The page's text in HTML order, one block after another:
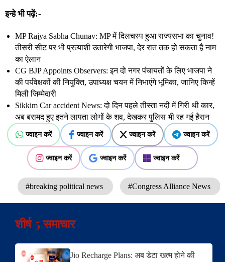
इन्हे भी पढ़ें:-
MP Rajya Sabha Chunav: MP में दिलचस्प हुआ राज्यसभा का चुनाव!
तीसरी सीट पर भी प्रत्याशी उतारेगी भाजपा, देर रात तक हो सकता है नाम
का ऐलान
CG BJP Appoints Observers: इन दो नगर पंचायतों के लिए भाजपा ने
की पर्यवेक्षकों की नियुक्ति, उपाध्यक्ष चयन में निभाएंगे भूमिका, जानिए किन्हें
मिली जिम्मेदारी
Sikkim Car accident News: दो दिन पहले तीस्ता नदी में गिरी थी कार,
अब बरामद हुए इतने लापता लोगों के शव, देखकर पुलिस भी रह गई हैरान
ज्वाइन करें ज्वाइन करें ज्वाइन करें ज्वाइन करें
ज्वाइन करें ज्वाइन करें ज्वाइन करें
#breaking political news #Congress Alliance News
शीर्ष 5 समाचार
Jio Recharge Plans: अब डेटा खत्म होने की